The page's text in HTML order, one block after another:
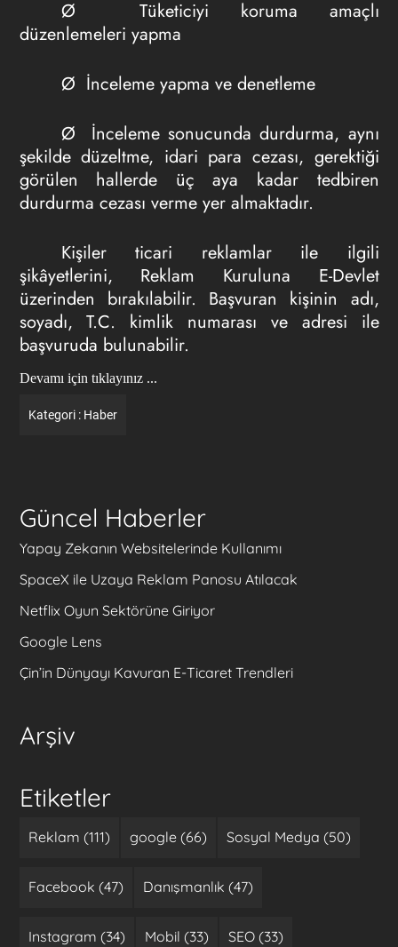
Ø Tüketiciyi koruma amaçlı
düzenlemeleri yapma
Ø İnceleme yapma ve denetleme
Ø İnceleme sonucunda durdurma, aynı
şekilde düzeltme, idari para cezası, gerektiği
görülen hallerde üç aya kadar tedbiren
durdurma cezası verme yer almaktadır.
Kişiler ticari reklamlar ile ilgili
şikâyetlerini, Reklam Kuruluna E-Devlet
üzerinden bırakılabilir. Başvuran kişinin adı,
soyadı, T.C. kimlik numarası ve adresi ile
başvuruda bulunabilir.
Devamı için tıklayınız ...
Kategori : Haber
Güncel Haberler
Yapay Zekanın Websitelerinde Kullanımı
SpaceX ile Uzaya Reklam Panosu Atılacak
Netflix Oyun Sektörüne Giriyor
Google Lens
Çin’in Dünyayı Kavuran E-Ticaret Trendleri
Arşiv
Etiketler
Reklam (111) google (66) Sosyal Medya (50)
Facebook (47) Danışmanlık (47)
Instagram (34) Mobil (33) SEO (33)